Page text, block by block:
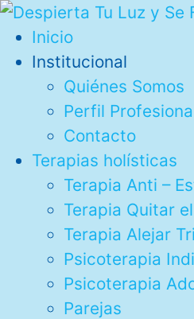
Ir
contenido
Inicio
Institucional
Quiénes Somos
Perfil
Contacto
Terapias holísticas
Terapia Anti –
Terapia Quitar
Terapia Alejar
Psicoterapia
Psicoterapia
Parejas